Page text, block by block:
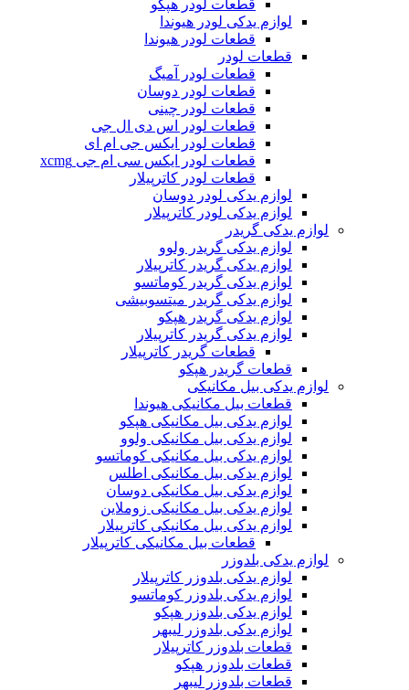
قطعات لودر هپکو
لوازم یدکی لودر هیوندا
قطعات لودر هیوندا
قطعات لودر
قطعات لودر آمیگ
قطعات لودر دوسان
قطعات لودر چینی
قطعات لودر اس دی ال جی
قطعات لودر ایکس جی ام ای
قطعات لودر ایکس سی ام جی xcmg
قطعات لودر کاترپیلار
لوازم یدکی لودر دوسان
لوازم یدکی لودر کاترپیلار
لوازم یدکی گریدر
لوازم یدکی گریدر ولوو
لوازم یدکی گریدر کاترپیلار
لوازم یدکی گریدر کوماتسو
لوازم یدکی گریدر میتسوبیشی
لوازم یدکی گریدر هپکو
لوازم یدکی گریدر کاترپیلار
قطعات گریدر کاترپیلار
قطعات گریدر هپکو
لوازم یدکی بیل مکانیکی
قطعات بیل مکانیکی هیوندا
لوازم یدکی بیل مکانیکی هپکو
لوازم یدکی بیل مکانیکی ولوو
لوازم یدکی بیل مکانیکی کوماتسو
لوازم یدکی بیل مکانیکی اطلس
لوازم یدکی بیل مکانیکی دوسان
لوازم یدکی بیل مکانیکی زوملاین
لوازم یدکی بیل مکانیکی کاترپیلار
قطعات بیل مکانیکی کاترپیلار
لوازم یدکی بلدوزر
لوازم یدکی بلدوزر کاترپیلار
لوازم یدکی بلدوزر کوماتسو
لوازم یدکی بلدوزر هپکو
لوازم یدکی بلدوزر لیبهر
قطعات بلدوزر کاترپیلار
قطعات بلدوزر هپکو
قطعات بلدوزر لیبهر